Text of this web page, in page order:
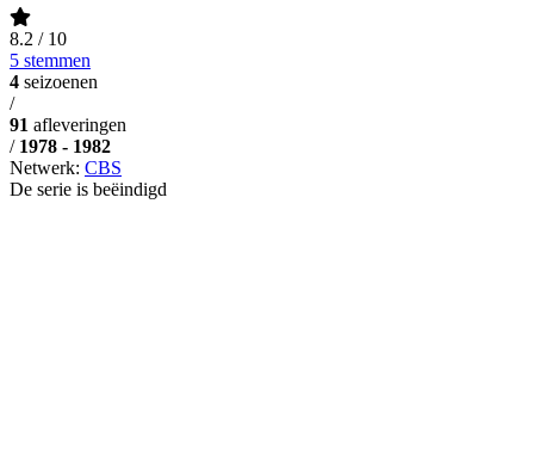
8.2 / 10
5 stemmen
4 seizoenen
/
91 afleveringen
/ 1978 - 1982
Netwerk: CBS
De serie is beëindigd